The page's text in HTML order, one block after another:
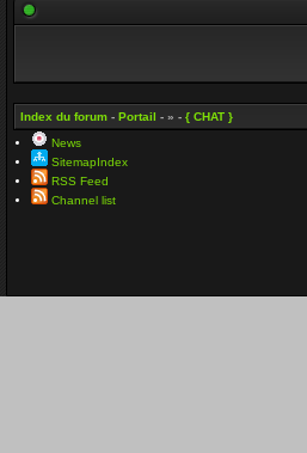
Index du forum - Portail - » - { CHAT }
News
SitemapIndex
RSS Feed
Channel list